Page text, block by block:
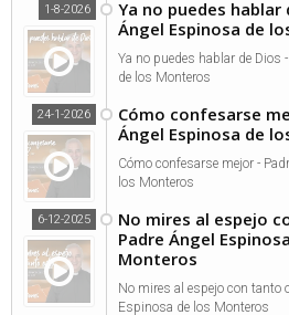
Ya no puedes hablar
Ángel Espinosa de
1-8-2026
Ya no puedes hablar de Dios
de los Monteros
Cómo confesarse
Ángel Espinosa de
24-1-2026
Cómo confesarse mejor -
los Monteros
No mires al espejo
Padre Ángel
Monteros
6-12-2025
No mires al espejo con tanto
Espinosa de los Monteros